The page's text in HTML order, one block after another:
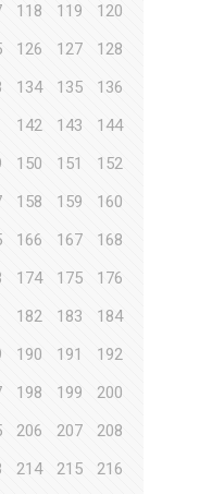
118 119
120
126 127
128
134 135
136
142 143
144
150 151
152
158 159
160
166 167
168
174 175
176
182 183
184
190 191
192
198 199
200
206 207
208
214 215
216